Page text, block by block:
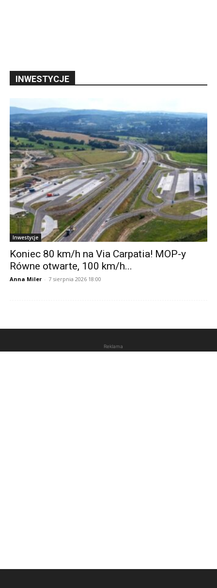
INWESTYCJE
Inwestycje
Koniec 80 km/h na Via Carpatia! MOP-y
Równe otwarte, 100 km/h...
Anna Miler - 7 sierpnia 2026 18:00
Reklama